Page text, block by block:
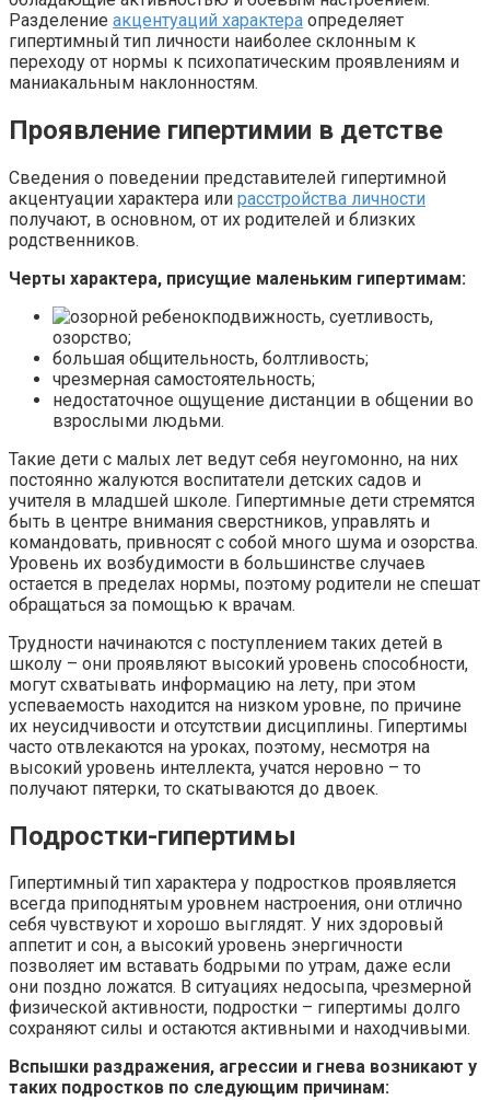
Разделение акцентуаций характера определяет
гипертимный тип личности наиболее склонным к
переходу от нормы к психопатическим проявлениям и
маниакальным наклонностям.
Проявление гипертимии в детстве
Сведения о поведении представителей гипертимной
акцентуации характера или расстройства личности
получают, в основном, от их родителей и близких
родственников.
Черты характера, присущие маленьким гипертимам:
подвижность, суетливость,
озорство;
большая общительность, болтливость;
чрезмерная самостоятельность;
недостаточное ощущение дистанции в общении во
взрослыми людьми.
Такие дети с малых лет ведут себя неугомонно, на них
постоянно жалуются воспитатели детских садов и
учителя в младшей школе. Гипертимные дети стремятся
быть в центре внимания сверстников, управлять и
командовать, привносят с собой много шума и озорства.
Уровень их возбудимости в большинстве случаев
остается в пределах нормы, поэтому родители не спешат
обращаться за помощью к врачам.
Трудности начинаются с поступлением таких детей в
школу – они проявляют высокий уровень способности,
могут схватывать информацию на лету, при этом
успеваемость находится на низком уровне, по причине
их неусидчивости и отсутствии дисциплины. Гипертимы
часто отвлекаются на уроках, поэтому, несмотря на
высокий уровень интеллекта, учатся неровно – то
получают пятерки, то скатываются до двоек.
Подростки-гипертимы
Гипертимный тип характера у подростков проявляется
всегда приподнятым уровнем настроения, они отлично
себя чувствуют и хорошо выглядят. У них здоровый
аппетит и сон, а высокий уровень энергичности
позволяет им вставать бодрыми по утрам, даже если
они поздно ложатся. В ситуациях недосыпа, чрезмерной
физической активности, подростки – гипертимы долго
сохраняют силы и остаются активными и находчивыми.
Вспышки раздражения, агрессии и гнева возникают у
таких подростков по следующим причинам: